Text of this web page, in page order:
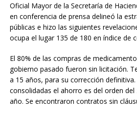
Oficial Mayor de la Secretaría de
en conferencia de prensa delineó la
públicas e hizo las siguientes
ocupa el lugar 135 de 180 en índice de
El 80% de las compras de
gobierno pasado fueron sin licitación.
a 15 años, para su corrección
consolidadas el ahorro es del orden
año. Se encontraron contratos sin